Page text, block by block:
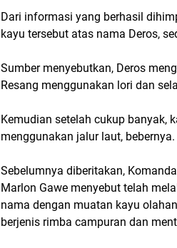
Dari informasi yang berhasil
kayu tersebut atas nama Deros,
Sumber menyebutkan, Deros
Resang menggunakan lori dan
Kemudian setelah cukup banyak,
menggunakan jalur laut, bebernya.
Sebelumnya diberitakan,
Marlon Gawe menyebut telah
nama dengan muatan kayu
berjenis rimba campuran dan